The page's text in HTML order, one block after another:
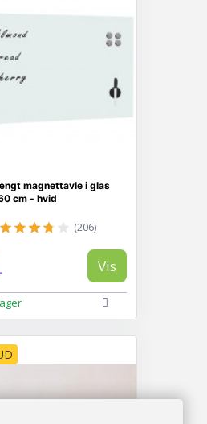
magnettavle i glas
cm - hvid
(206)
Vis